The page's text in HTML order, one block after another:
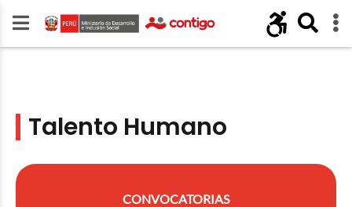
Talento Humano
CONVOCATORIAS